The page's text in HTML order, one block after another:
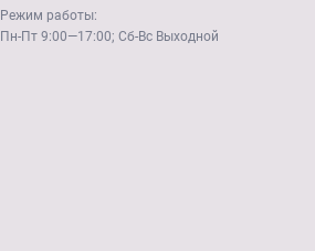
Режим работы:
Пн-Пт 9:00—17:00; Сб-Вс Выходной